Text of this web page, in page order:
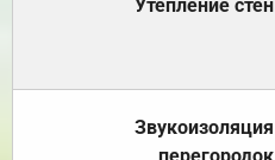
Утепление стен
Звукоизоляция
перегородок